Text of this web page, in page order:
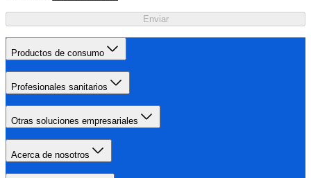
Enviar
Productos de consumo
Profesionales sanitarios
Otras soluciones empresariales
Acerca de nosotros